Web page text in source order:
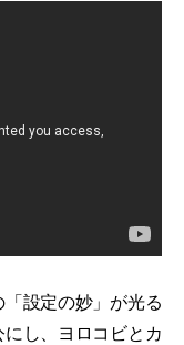
設定の妙」が光る
し、ヨロコビとカ